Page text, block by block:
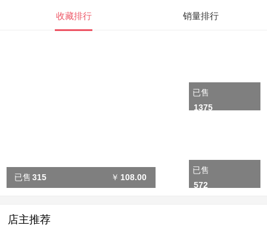
收藏排行 销量排行
已售 315 ￥ 108.00
已售
1375
已售
572
店主推荐